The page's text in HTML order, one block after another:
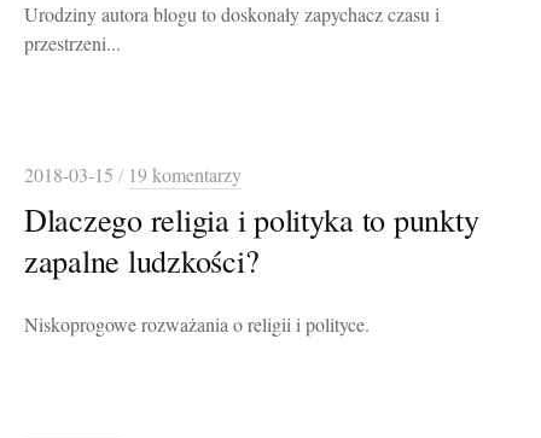
Urodziny autora blogu to doskonały zapychacz czasu i
przestrzeni...
2018-03-15 / 19 komentarzy
Dlaczego religia i polityka to punkty
zapalne ludzkości?
Niskoprogowe rozważania o religii i polityce.